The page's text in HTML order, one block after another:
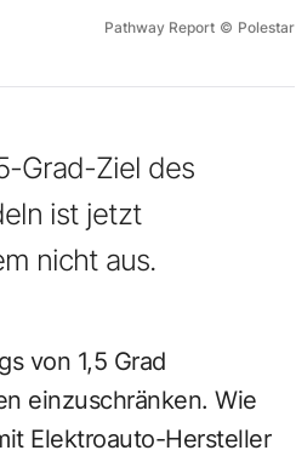
Pathway Report © Polestar
Grad-Ziel des
ist jetzt
nicht aus.
von 1,5 Grad
einzuschränken. Wie
Elektroauto-Hersteller